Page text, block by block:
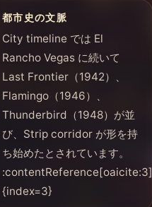
都市史の文脈
City timeline では El
Rancho Vegas に続いて
Last Frontier（1942）、
Flamingo（1946）、
Thunderbird（1948）が並
び、Strip corridor が形を持
ち始めたとされています。
:contentReference[oaicite:3]
{index=3}